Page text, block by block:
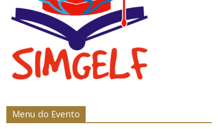
Menu do Evento